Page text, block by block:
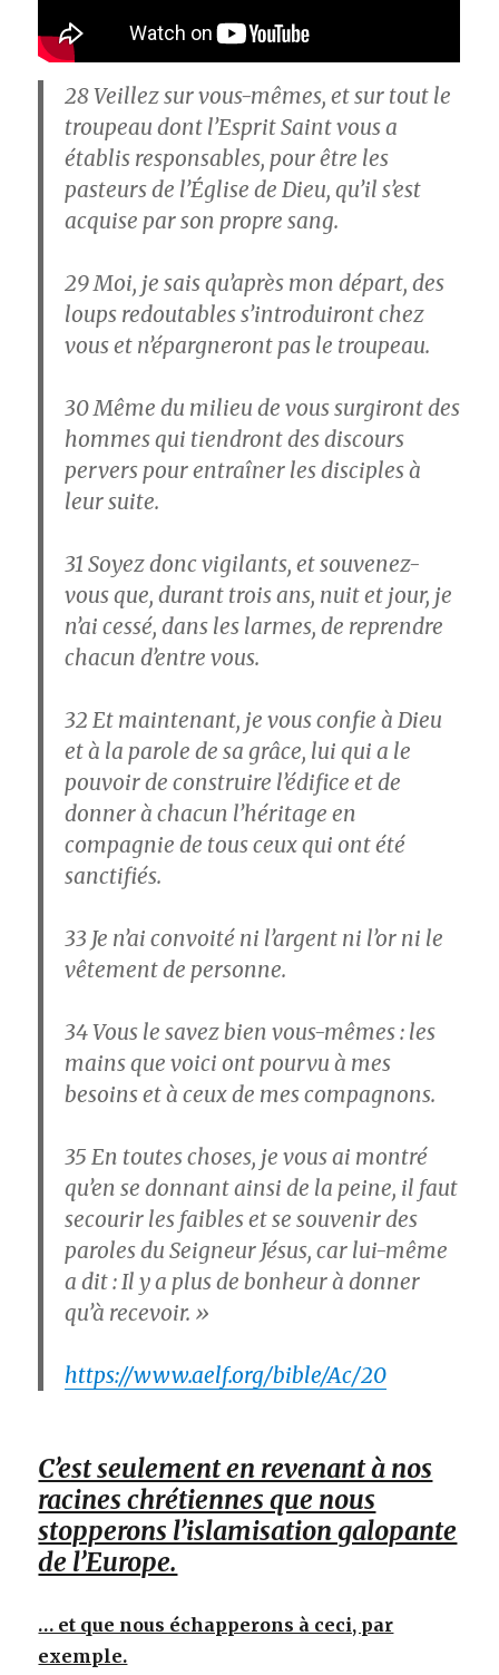
28Veillez sur vous-mêmes, et sur tout le
troupeau dont l’Esprit Saint vous a
établis responsables, pour être les
pasteurs de l’Église de Dieu, qu’il s’est
acquise par son propre sang.
29Moi, je sais qu’après mon départ, des
loups redoutables s’introduiront chez
vous et n’épargneront pas le troupeau.
30Même du milieu de vous surgiront des
hommes qui tiendront des discours
pervers pour entraîner les disciples à
leur suite.
31 Soyez donc vigilants, et souvenez-
vous que, durant trois ans, nuit et jour, je
n’ai cessé, dans les larmes, de reprendre
chacun d’entre vous.
32 Et maintenant, je vous confie à Dieu
et à la parole de sa grâce, lui qui a le
pouvoir de construire l’édifice et de
donner à chacun l’héritage en
compagnie de tous ceux qui ont été
sanctifiés.
33 Je n’ai convoité ni l’argent ni l’or ni le
vêtement de personne.
34Vous le savez bien vous-mêmes : les
mains que voici ont pourvu à mes
besoins et à ceux de mes compagnons.
35 En toutes choses, je vous ai montré
qu’en se donnant ainsi de la peine, il faut
secourir les faibles et se souvenir des
paroles du Seigneur Jésus, car lui-même
a dit : Il y a plus de bonheur à donner
qu’à recevoir. »
https://www.aelf.org/bible/Ac/20
C’est seulement en revenant à nos
racines chrétiennes que nous
stopperons l’islamisation galopante
de l’Europe.
… et que nous échapperons à ceci, par
exemple.